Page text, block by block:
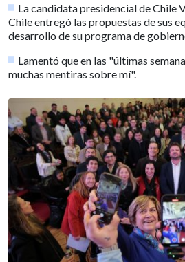
La candidata presidencial de Chile
Chile entregó las propuestas de sus
desarrollo de su programa de
Lamentó que en las "últimas
muchas mentiras sobre mí".